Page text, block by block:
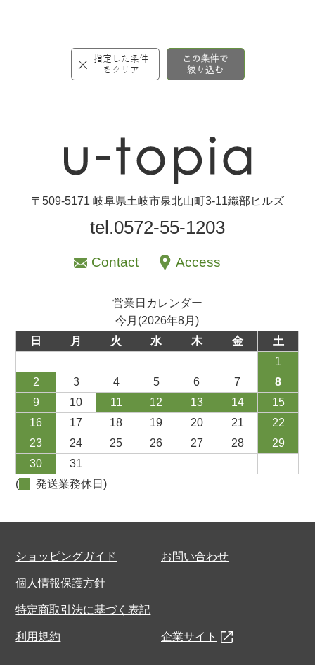
〒509-5171 岐阜県土岐市泉北山町3-11織部ヒルズ
tel.0572-55-1203
Contact Access
営業日カレンダー
今月(2026年8月)
日
月 火 水 木 金
土
1
2
3 4 5 6 7
8
9
10 11 12 13 14
15
16
17 18 19 20 21
22
23
24 25 26 27 28
29
30
31
(
発送業務休日)
ショッピングガイド お問い合わせ
個人情報保護方針
特定商取引法に基づく表記
利用規約 企業サイト